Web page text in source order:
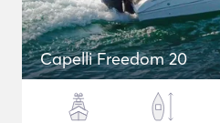
Capelli Freedom 20